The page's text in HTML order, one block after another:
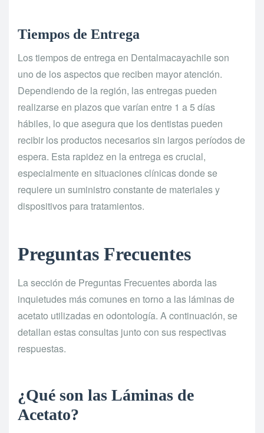
Tiempos de Entrega
Los tiempos de entrega en Dentalmacayachile son
uno de los aspectos que reciben mayor atención.
Dependiendo de la región, las entregas pueden
realizarse en plazos que varían entre 1 a 5 días
hábiles, lo que asegura que los dentistas pueden
recibir los productos necesarios sin largos períodos de
espera. Esta rapidez en la entrega es crucial,
especialmente en situaciones clínicas donde se
requiere un suministro constante de materiales y
dispositivos para tratamientos.
Preguntas Frecuentes
La sección de Preguntas Frecuentes aborda las
inquietudes más comunes en torno a las láminas de
acetato utilizadas en odontología. A continuación, se
detallan estas consultas junto con sus respectivas
respuestas.
¿Qué son las Láminas de
Acetato?